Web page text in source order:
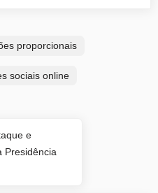
proporcionais
sociais online
e
Presidência